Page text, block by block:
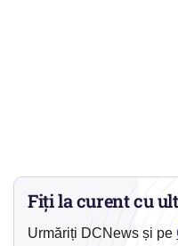
Fiți la curent cu
Urmăriți DCNews și pe